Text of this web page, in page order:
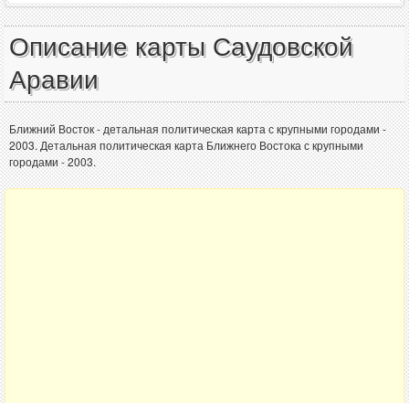
Описание карты Саудовской
Аравии
Ближний Восток - детальная политическая карта с крупными городами -
2003. Детальная политическая карта Ближнего Востока с крупными
городами - 2003.